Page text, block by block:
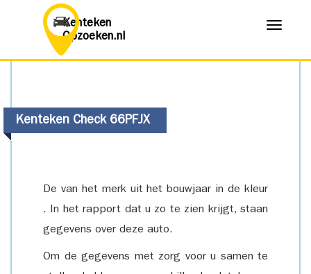
Kenteken
Opzoeken.nl
Menu
Kenteken Check 66PFJX
De van het merk uit het bouwjaar in de kleur
. In het rapport dat u zo te zien krijgt, staan
gegevens over deze auto.
Om de gegevens met zorg voor u samen te